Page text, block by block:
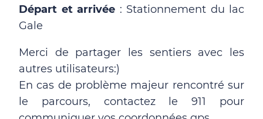
Départ et arrivée : Stationnement du lac
Gale
Merci de partager les sentiers avec les
autres utilisateurs:)
En cas de problème majeur rencontré sur
le parcours, contactez le 911 pour